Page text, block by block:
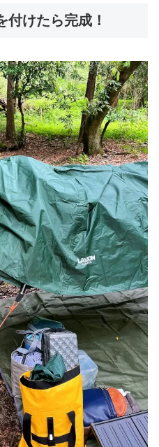
付けたら完成！